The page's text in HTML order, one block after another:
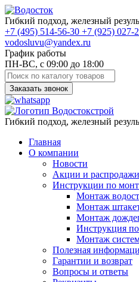
Гибкий подход, железный
+7 (495) 514-56-30 +7 (925) 027-
vodosluvu@yandex.ru
График работы
ПН-ВС, с 09:00 до 18:00
Заказать звонок
Гибкий подход, железный
Главная
О компании
Новости
Акции и распродажи
Инструкции по
Монтаж
Монтаж
Монтаж
Инструкция
Монтаж
Полезная
Гарантии и возврат
Вопросы и ответы